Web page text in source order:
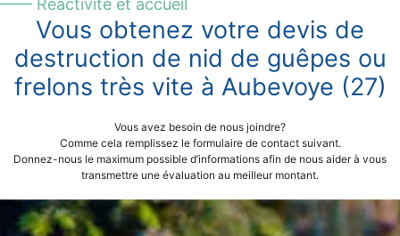
—— Réactivité et accueil
Vous obtenez votre devis de
destruction de nid de guêpes ou
frelons très vite à Aubevoye (27)
Vous avez besoin de nous joindre?
Comme cela remplissez le formulaire de contact suivant.
Donnez-nous le maximum possible d’informations afin de nous aider à vous
transmettre une évaluation au meilleur montant.